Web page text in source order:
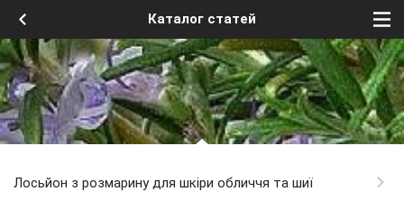
Каталог статей
Лосьйон з розмарину для шкіри обличчя та шиї